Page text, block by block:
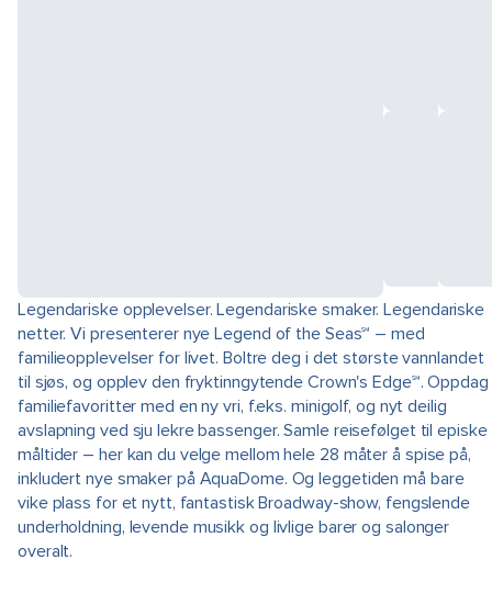
Legendariske opplevelser. Legendariske smaker. Legendariske
netter. Vi presenterer nye Legend of the Seas℠ – med
familieopplevelser for livet. Boltre deg i det største vannlandet
til sjøs, og opplev den fryktinngytende Crown's Edge℠. Oppdag
familiefavoritter med en ny vri, f.eks. minigolf, og nyt deilig
avslapning ved sju lekre bassenger. Samle reisefølget til episke
måltider – her kan du velge mellom hele 28 måter å spise på,
inkludert nye smaker på AquaDome. Og leggetiden må bare
vike plass for et nytt, fantastisk Broadway-show, fengslende
underholdning, levende musikk og livlige barer og salonger
overalt.